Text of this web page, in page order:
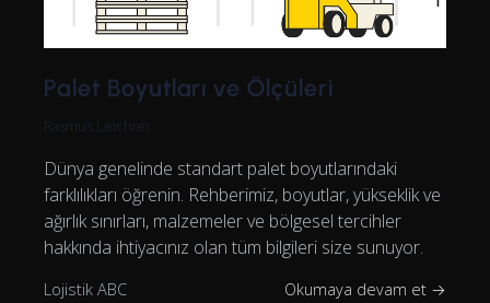
Palet Boyutları ve Ölçüleri
Rasmus Leichter
Dünya genelinde standart palet boyutlarındaki
farklılıkları öğrenin. Rehberimiz, boyutlar, yükseklik ve
ağırlık sınırları, malzemeler ve bölgesel tercihler
hakkında ihtiyacınız olan tüm bilgileri size sunuyor.
Lojistik ABC Okumaya devam et →